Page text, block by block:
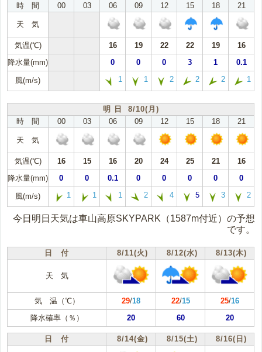
時 間
00 03 06 09 12 15 18 21
天 気
気温(℃) 16 19 22 22 19
16
降水量(mm)
0 0 0 3 1 0.1
風(m/s) 1 1 2 2 2 1
明 日 8/10(月)
時 間
00 03 06 09 12 15 18 21
天 気
気温(℃) 16 15 16 20 24 25 21
16
降水量(mm)
0 0 0.1 0 0 0 0 0
風(m/s) 1 1 1 2 4 5 3 2
今日明日天気は車山高原SKYPARK（1587m付近）の予想
です。
日 付 8/11(火) 8/12(水) 8/13(木)
天 気
気 温（℃） 29/18 22/15 25/16
降水確率（％）
20 60 20
日 付 8/14(金) 8/15(土) 8/16(日)